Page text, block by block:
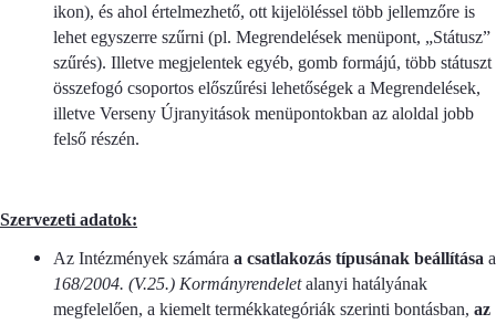
ikon), és ahol értelmezhető, ott kijelöléssel több jellemzőre is
lehet egyszerre szűrni (pl. Megrendelések menüpont, „Státusz”
szűrés). Illetve megjelentek egyéb, gomb formájú, több státuszt
összefogó csoportos előszűrési lehetőségek a Megrendelések,
illetve Verseny Újranyitások menüpontokban az aloldal jobb
felső részén.
Szervezeti adatok:
Az Intézmények számára a csatlakozás típusának beállítása a
168/2004. (V.25.) Kormányrendeletalanyi hatályának
megfelelően, a kiemelt termékkategóriák szerinti bontásban, az